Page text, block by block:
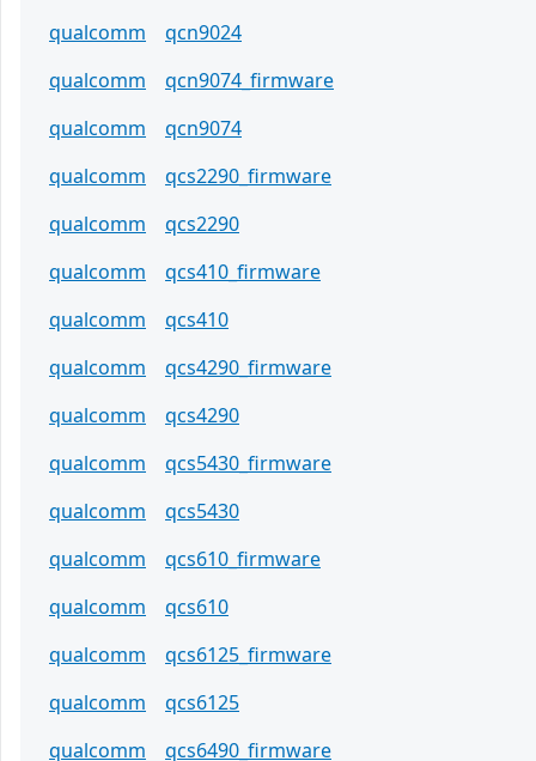
qualcomm
qcn9024
qualcomm
qcn9074_firmware
qualcomm
qcn9074
qualcomm
qcs2290_firmware
qualcomm
qcs2290
qualcomm
qcs410_firmware
qualcomm
qcs410
qualcomm
qcs4290_firmware
qualcomm
qcs4290
qualcomm
qcs5430_firmware
qualcomm
qcs5430
qualcomm
qcs610_firmware
qualcomm
qcs610
qualcomm
qcs6125_firmware
qualcomm
qcs6125
qualcomm
qcs6490_firmware